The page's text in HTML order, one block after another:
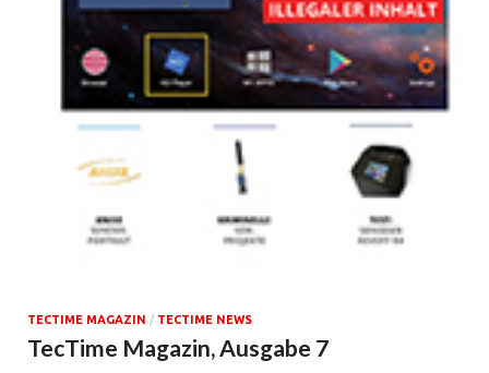
TECTIME MAGAZIN / TECTIME NEWS
TecTime Magazin, Ausgabe 7